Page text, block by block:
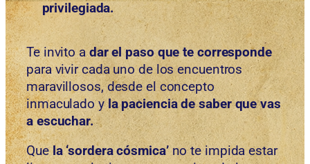
privilegiada.
Te invito adar el paso que te corresponde
para vivir cada uno de los encuentros
maravillosos, desde el concepto
inmaculado yla paciencia de saber que vas
a escuchar.
Quela ‘sordera cósmica’no te impida estar